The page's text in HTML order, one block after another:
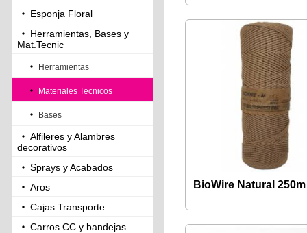
Esponja Floral
Herramientas, Bases y
Mat.Tecnic
Herramientas
Materiales Tecnicos
Bases
Alfileres y Alambres
decorativos
Sprays y Acabados
Aros
Cajas Transporte
Carros CC y bandejas
BioWire Natural 250m